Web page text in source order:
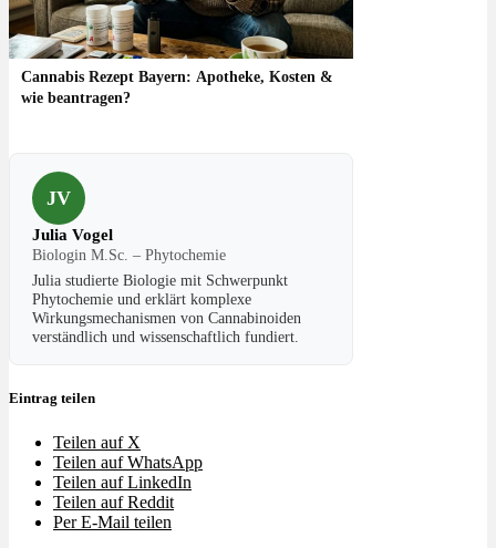
Cannabis Rezept Bayern: Apotheke, Kosten &
wie beantragen?
JV
Julia Vogel
Biologin M.Sc. – Phytochemie
Julia studierte Biologie mit Schwerpunkt
Phytochemie und erklärt komplexe
Wirkungsmechanismen von Cannabinoiden
verständlich und wissenschaftlich fundiert.
Eintrag teilen
Teilen auf X
Teilen auf WhatsApp
Teilen auf LinkedIn
Teilen auf Reddit
Per E-Mail teilen